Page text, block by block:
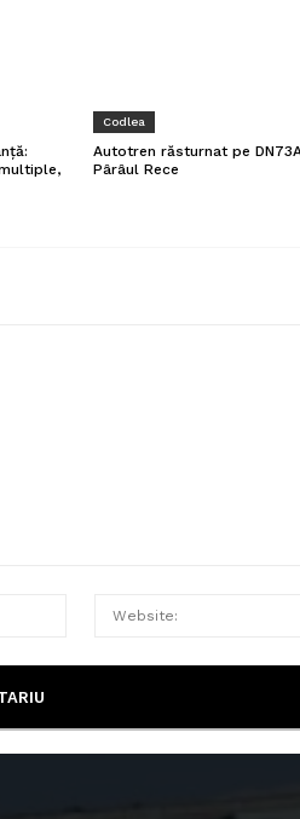
Codlea
Autotren răsturnat pe
Pârâul Rece